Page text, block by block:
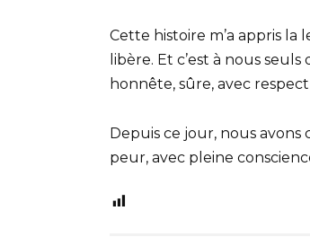
Cette histoire m’a appris la
libère. Et c’est à nous
honnête, sûre, avec
Depuis ce jour, nous avons
peur, avec pleine